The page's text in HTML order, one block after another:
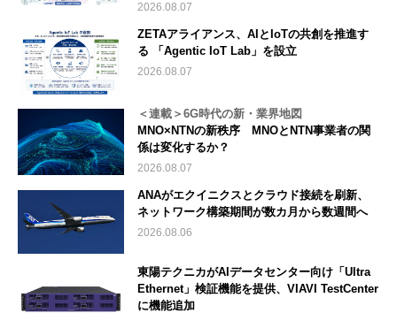
2026.08.07
ZETAアライアンス、AIとIoTの共創を推進す
る 「Agentic IoT Lab」を設立
2026.08.07
＜連載＞6G時代の新・業界地図
MNO×NTNの新秩序 MNOとNTN事業者の関
係は変化するか？
2026.08.07
ANAがエクイニクスとクラウド接続を刷新、
ネットワーク構築期間が数カ月から数週間へ
2026.08.06
東陽テクニカがAIデータセンター向け「Ultra
Ethernet」検証機能を提供、VIAVI TestCenter
に機能追加